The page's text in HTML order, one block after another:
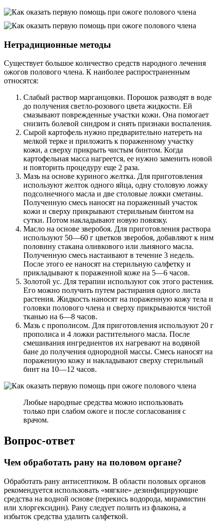
Нетрадиционные методы
Существует большое количество средств народного лечения
ожогов полового члена. К наиболее распространенным
относятся:
Слабый раствор марганцовки. Порошок разводят в воде
до получения светло-розового цвета жидкости. Ей
смазывают поврежденные участки кожи. Она помогает
снизить болевой синдром и снять признаки воспаления.
Сырой картофель нужно предварительно натереть на
мелкой терке и приложить к пораженному участку
кожи, а сверху прикрыть чистым бинтом. Когда
картофельная масса нагреется, ее нужно заменить новой
и повторить процедуру еще 2 раза.
Мазь на основе куриного желтка. Для приготовления
используют желток одного яйца, одну столовую ложку
подсолнечного масла и две столовые ложки сметаны.
Полученную смесь наносят на пораженный участок
кожи и сверху прикрывают стерильным бинтом на
сутки. Потом накладывают новую повязку.
Масло на основе зверобоя. Для приготовления раствора
используют 50—60 г цветков зверобоя, добавляют к ним
половину стакана оливкового или льняного масла.
Полученную смесь настаивают в течение 3 недель.
После этого ее наносят на стерильную салфетку и
прикладывают к пораженной коже на 5—6 часов.
Золотой ус. Для терапии используют сок этого растения.
Его можно получить путем растирания одного листа
растения. Жидкость наносят на пораженную кожу тела и
головки полового члена и сверху прикрываются чистой
тканью на 6—8 часов.
Мазь с прополисом. Для приготовления используют 20 г
прополиса и 4 ложки растительного масла. После
смешивания ингредиентов их нагревают на водяной
бане до получения однородной массы. Смесь наносят на
пораженную кожу и накладывают сверху стерильный
бинт на 10—12 часов.
Любые народные средства можно использовать
только при слабом ожоге и после согласования с
врачом.
Вопрос-ответ
Чем обработать рану на половом органе?
Обработать рану антисептиком. В области половых органов
рекомендуется использовать «мягкие» дезинфицирующие
средства на водной основе (перекись водорода, мирамистин
или хлоргексидин). Рану следует полить из флакона, а
избыток средства удалить салфеткой.